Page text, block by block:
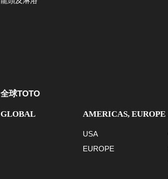
全球TOTO
GLOBAL AMERICAS, EUROPE
USA
EUROPE